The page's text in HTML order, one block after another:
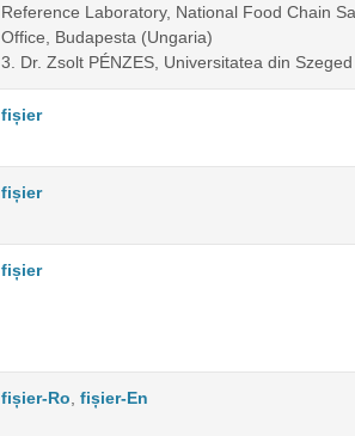
Reference Laboratory, National Food Chain
Office, Budapesta (Ungaria)
3. Dr. Zsolt PÉNZES, Universitatea din
fișier
fișier
fișier
fișier-Ro fișier-En